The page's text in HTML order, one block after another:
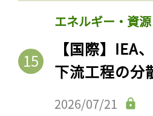
エネルギー・資源
【国際】IEA
下流工程の分
2026/07/21